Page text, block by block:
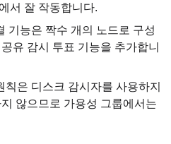
서 잘 작동합니다.
기능은 짝수 개의 노드로 구성
유 감시 투표 기능을 추가합니
은 디스크 감시자를 사용하지
않으므로 가용성 그룹에서는